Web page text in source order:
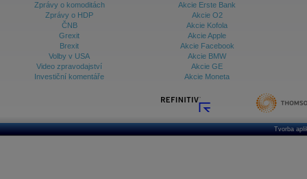
Zprávy o komoditách
Zprávy o HDP
ČNB
Grexit
Brexit
Volby v USA
Video zpravodajství
Investiční komentáře
Akcie Erste Bank
Akcie O2
Akcie Kofola
Akcie Apple
Akcie Facebook
Akcie BMW
Akcie GE
Akcie Moneta
Tvorba